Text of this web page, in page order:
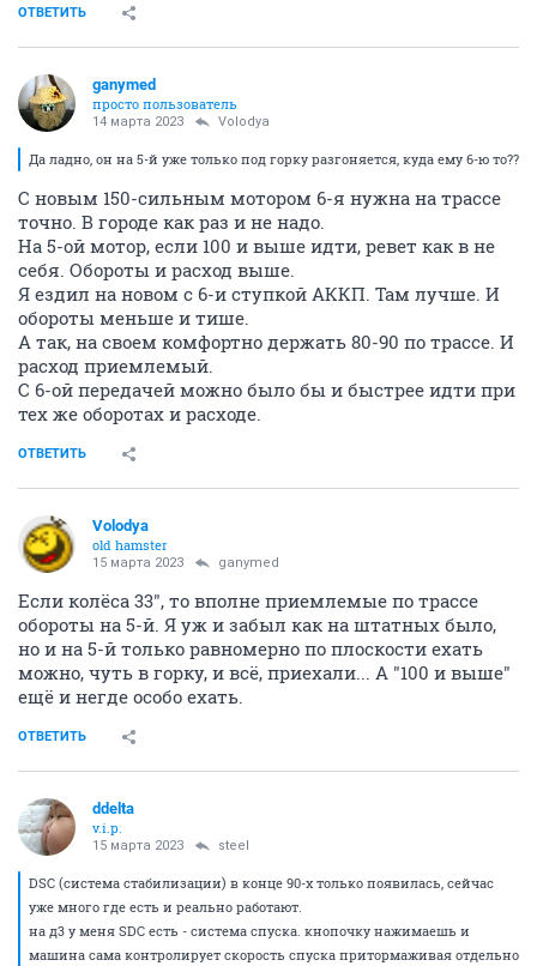
ОТВЕТИТЬ
ganymed
просто пользователь
14 марта 2023 Volodya
Да ладно, он на 5-й уже только под горку разгоняется, куда ему 6-ю то??
С новым 150-сильным мотором 6-я нужна на трассе
точно. В городе как раз и не надо.
На 5-ой мотор, если 100 и выше идти, ревет как в не
себя. Обороты и расход выше.
Я ездил на новом с 6-и ступкой АККП. Там лучше. И
обороты меньше и тише.
А так, на своем комфортно держать 80-90 по трассе. И
расход приемлемый.
С 6-ой передачей можно было бы и быстрее идти при
тех же оборотах и расходе.
ОТВЕТИТЬ
Volodya
old hamster
15 марта 2023 ganymed
Если колёса 33", то вполне приемлемые по трассе
обороты на 5-й. Я уж и забыл как на штатных было,
но и на 5-й только равномерно по плоскости ехать
можно, чуть в горку, и всё, приехали... А "100 и выше"
ещё и негде особо ехать.
ОТВЕТИТЬ
ddelta
v.i.p.
15 марта 2023 steel
DSC (система стабилизации) в конце 90-х только появилась, сейчас
уже много где есть и реально работают.
на д3 у меня SDC есть - система спуска. кнопочку нажимаешь и
машина сама контролирует скорость спуска притормаживая отдельно